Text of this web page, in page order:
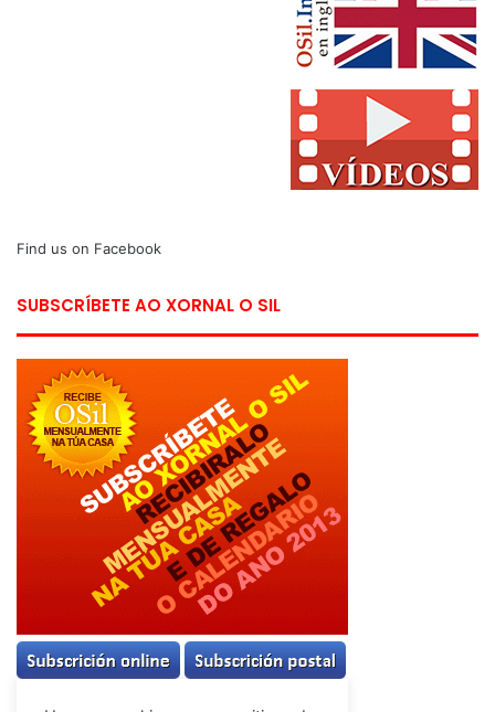
Find us on Facebook
SUBSCRÍBETE AO XORNAL O SIL